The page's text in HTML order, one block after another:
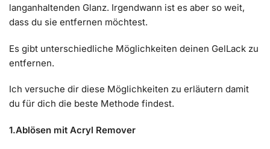
langanhaltenden Glanz. Irgendwann ist es aber so weit,
dass du sie entfernen möchtest.
Es gibt unterschiedliche Möglichkeiten deinen GelLack zu
entfernen.
Ich versuche dir diese Möglichkeiten zu erläutern damit
du für dich die beste Methode findest.
1.Ablösen mit Acryl Remover